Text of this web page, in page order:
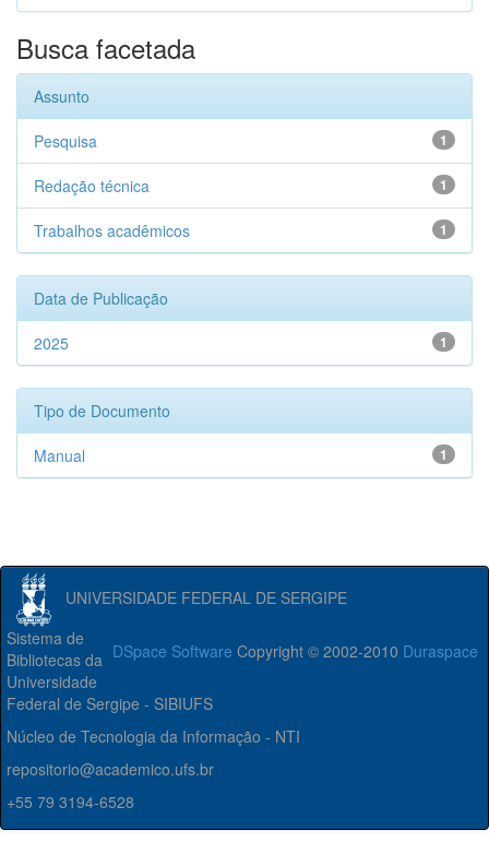
Busca facetada
Assunto
1
Pesquisa
1
Redação técnica
1
Trabalhos acadêmicos
Data de Publicação
1
2025
Tipo de Documento
1
Manual
UNIVERSIDADE FEDERAL DE SERGIPE
DSpace Software Copyright © 2002-2010 Duraspace
Sistema de
Bibliotecas da
Universidade
Federal de Sergipe - SIBIUFS
Núcleo de Tecnologia da Informação - NTI
repositorio@academico.ufs.br
+55 79 3194-6528